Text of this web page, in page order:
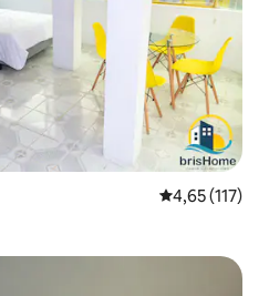
Gemiddelde
4,65 (117)